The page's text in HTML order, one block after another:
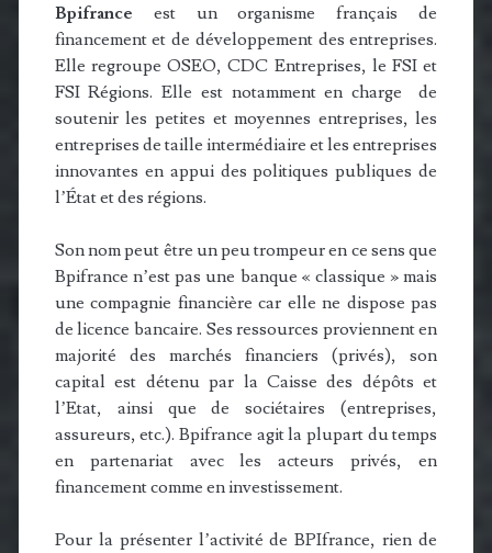
Bpifrance est un organisme français de
financement et de développement des entreprises.
Elle regroupe OSEO, CDC Entreprises, le FSI et
FSI Régions. Elle est notamment en charge de
soutenir les petites et moyennes entreprises, les
entreprises de taille intermédiaire et les entreprises
innovantes en appui des politiques publiques de
l’État et des régions.
Son nom peut être un peu trompeur en ce sens que
Bpifrance n’est pas une banque « classique » mais
une compagnie financière car elle ne dispose pas
de licence bancaire. Ses ressources proviennent en
majorité des marchés financiers (privés), son
capital est détenu par la Caisse des dépôts et
l’Etat, ainsi que de sociétaires (entreprises,
assureurs, etc.). Bpifrance agit la plupart du temps
en partenariat avec les acteurs privés, en
financement comme en investissement.
Pour la présenter l’activité de BPIfrance, rien de